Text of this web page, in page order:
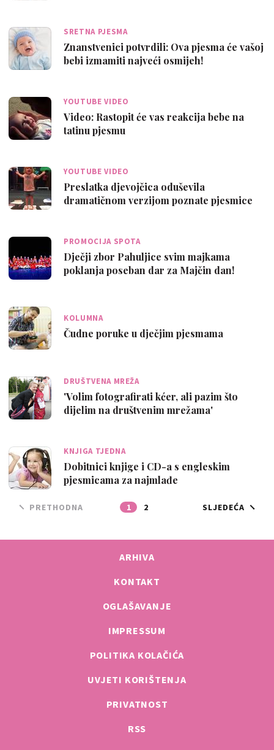
SRETNA PJESMA
Znanstvenici potvrdili: Ova pjesma će vašoj
bebi izmamiti najveći osmijeh!
YOUTUBE VIDEO
Video: Rastopit će vas reakcija bebe na
tatinu pjesmu
YOUTUBE VIDEO
Preslatka djevojčica oduševila
dramatičnom verzijom poznate pjesmice
PROMOCIJA SPOTA
Dječji zbor Pahuljice svim majkama
poklanja poseban dar za Majčin dan!
KOLUMNA
Čudne poruke u dječjim pjesmama
DRUŠTVENA MREŽA
'Volim fotografirati kćer, ali pazim što
dijelim na društvenim mrežama'
KNJIGA TJEDNA
Dobitnici knjige i CD-a s engleskim
pjesmicama za najmlađe
PRETHODNA 1 2 SLJEDEĆA
ARHIVA
KONTAKT
OGLAŠAVANJE
IMPRESSUM
POLITIKA KOLAČIĆA
UVJETI KORIŠTENJA
PRIVATNOST
RSS